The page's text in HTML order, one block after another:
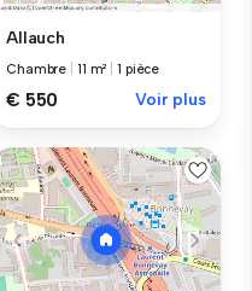
Allauch
Chambre 11 m² |1 pièce
€ 550 Voir plus